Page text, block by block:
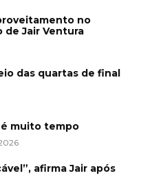
no
de Jair Ventura
das quartas de final
muito tempo
afirma Jair após